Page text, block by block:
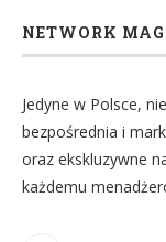
NETWORK
Jedyne w Polsce,
bezpośrednia i
oraz ekskluzywne
każdemu